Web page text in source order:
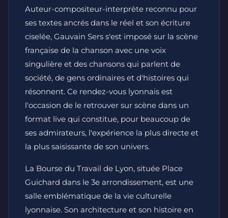
Auteur-compositeur-interprète reconnu pour
ses textes ancrés dans le réel et son écriture
ciselée, Gauvain Sers s'est imposé sur la scène
française de la chanson avec une voix
singulière et des chansons qui parlent de
société, de gens ordinaires et d'histoires qui
résonnent. Ce rendez-vous lyonnais est
l'occasion de le retrouver sur scène dans un
format live qui constitue, pour beaucoup de
ses admirateurs, l'expérience la plus directe et
la plus saisissante de son univers.
La Bourse du Travail de Lyon, située Place
Guichard dans le 3e arrondissement, est une
salle emblématique de la vie culturelle
lyonnaise. Son architecture et son histoire en